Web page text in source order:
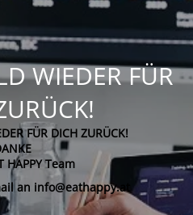
WIEDER FÜR
FÜR DICH ZURÜCK!
HAPPY Team
an info@eathappy.at